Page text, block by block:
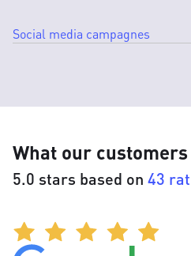
Social media campagnes
What our
5.0 stars based on 43